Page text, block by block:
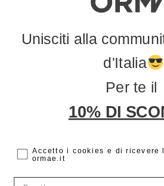
in vita, vestibilità regolare, il
alto 180 cm e pesa 75 kg.
Choose an option
MISURE Choose an option
Unisciti alla
d'Italia
Per te il
10% DI
cc Accetto i cookies e di ricevere
ormae.it